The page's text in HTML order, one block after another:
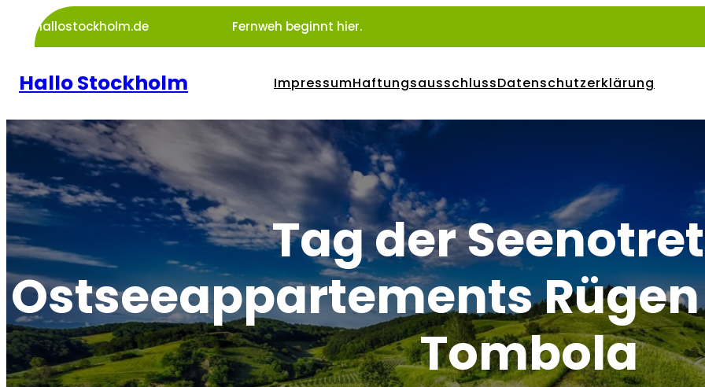
Inhalt
springen
hallostockholm.de Fernweh beginnt hier.
Hallo Stockholm ImpressumHaftungsausschlussDatenschutzerklärung
Tag der
Ostseeappartements
Tombola